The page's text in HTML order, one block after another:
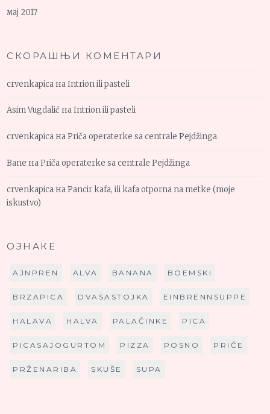
мај 2017
СКОРАШЊИ КОМЕНТАРИ
crvenkapica наIntrion ili pasteli
Asim Vugdalić наIntrion ili pasteli
crvenkapica наPriča operaterke sa centrale Pejdžinga
Bane наPriča operaterke sa centrale Pejdžinga
crvenkapica наPancir kafa, ili kafa otporna na metke (moje
iskustvo)
ОЗНАКЕ
AJNPREN ALVA BANANA BOEMSKI
BRZAPICA DVASASTOJKA EINBRENNSUPPE
HALAVA HALVA PALAČINKE PICA
PICASAJOGURTOM PIZZA POSNO PRIČE
PRŽENARIBA SKUŠE SUPA